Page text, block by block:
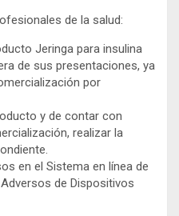
de la salud:
Jeringa para insulina
de sus presentaciones, ya
por
y de contar con
realizar la
en el Sistema en línea de
de Dispositivos